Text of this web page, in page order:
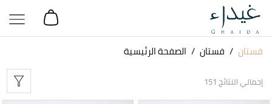
فستان فستان الصفحة الرئيسية
إجمالي النتائج 151